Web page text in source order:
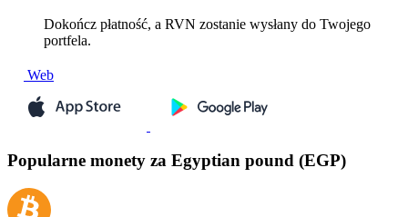
Dokończ płatność, a RVN zostanie wysłany do Twojego
portfela.
Web
Popularne monety za Egyptian pound (EGP)